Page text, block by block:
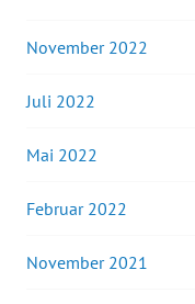
November 2022
Juli 2022
Mai 2022
Februar 2022
November 2021